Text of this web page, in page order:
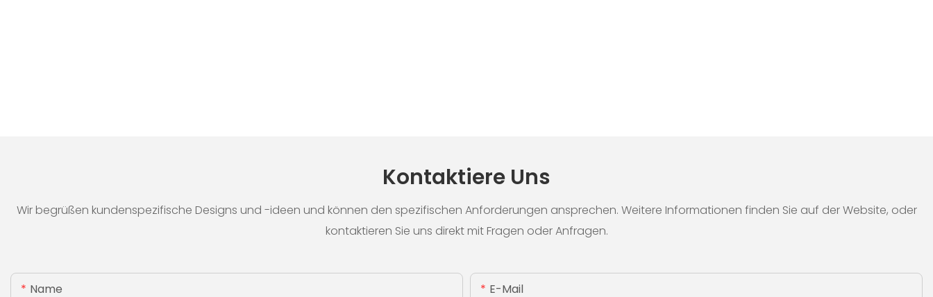
Kontaktiere Uns
Wir begrüßen kundenspezifische Designs und -ideen und können den spezifischen Anforderungen ansprechen. Weitere Informationen finden Sie auf der Website, oder
kontaktieren Sie uns direkt mit Fragen oder Anfragen.
Name E-Mail